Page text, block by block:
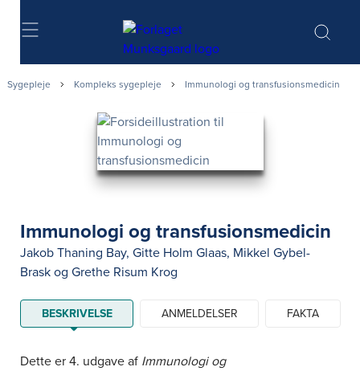
Søg
Sygepleje Kompleks sygepleje Immunologi og transfusionsmedicin
Immunologi og transfusionsmedicin
Jakob Thaning Bay, Gitte Holm Glaas, Mikkel Gybel-
Brask og Grethe Risum Krog
BESKRIVELSE ANMELDELSER FAKTA
Dette er 4. udgave af Immunologi og